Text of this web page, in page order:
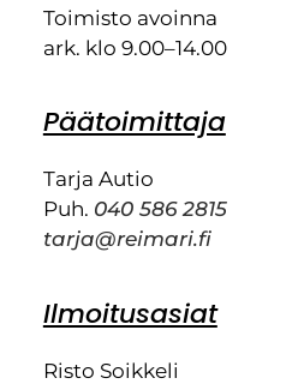
Toimisto avoinna
ark. klo 9.00–14.00
Päätoimittaja
Tarja Autio
Puh. 040 586 2815
tarja@reimari.fi
Ilmoitusasiat
Risto Soikkeli